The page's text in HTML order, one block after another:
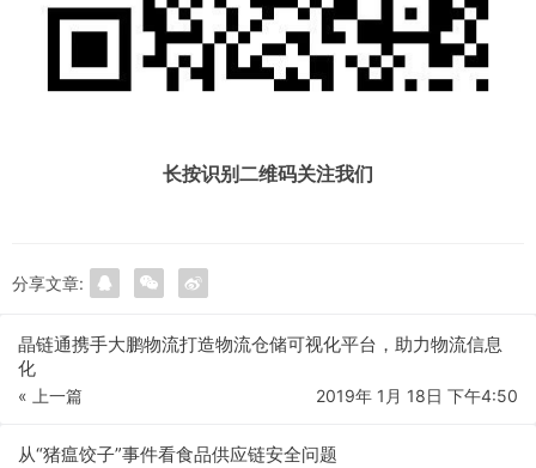
长按识别二维码关注我们
分享文章:
晶链通携手大鹏物流打造物流仓储可视化平台，助力物流信息
化
« 上一篇 2019年 1月 18日 下午4:50
从“猪瘟饺子”事件看食品供应链安全问题